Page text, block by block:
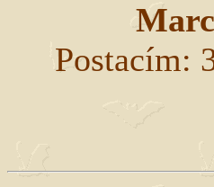
Postacím: